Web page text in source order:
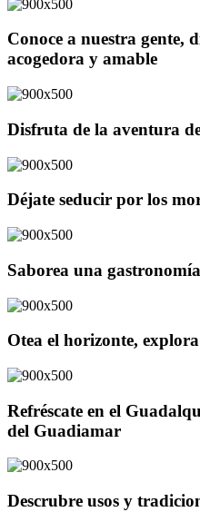
Conoce a nuestra gente,
acogedora y amable
Disfruta de la aventura
Déjate seducir por los
Saborea una
Otea el horizonte,
Refréscate en el
del Guadiamar
Descrubre usos y